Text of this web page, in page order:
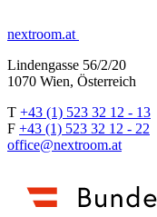
nextroom.at
Lindengasse 56/2/20
1070 Wien, Österreich
T +43 (1) 523 32 12 - 13
F +43 (1) 523 32 12 - 22
office@nextroom.at